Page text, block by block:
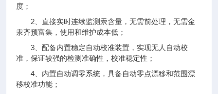
度；
2、直接实时连续监测汞含量，无需前处理，无需金
汞齐预富集，使用和维护成本低；
3、配备内置稳定自动校准装置，实现无人自动校
准，保证较强的检测准确性，校准稳定性；
4、内置自动调零系统，具备自动零点漂移和范围漂
移校准功能；